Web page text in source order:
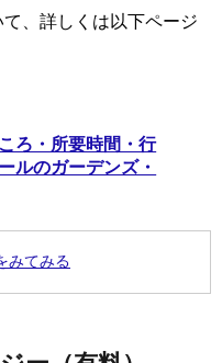
、詳しくは以下ページ
ろ・所要時間・行
ルのガーデンズ・
みてみる